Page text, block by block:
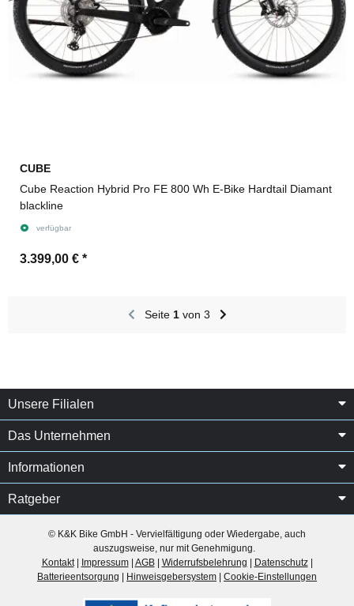
CUBE
Cube Reaction Hybrid Pro FE 800 Wh E-Bike Hardtail Diamant
blackline
verfügbar
3.399,00 € *
Seite 1von 3
Unsere Filialen
Das Unternehmen
Informationen
Ratgeber
© K&K Bike GmbH - Vervielfältigung oder Wiedergabe, auch
auszugsweise, nur mit Genehmigung.
Kontakt| Impressum| AGB| Widerrufsbelehrung | Datenschutz|
Batterieentsorgung | Hinweisgebersystem | Cookie-Einstellungen